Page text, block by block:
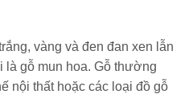
vàng và đen đan xen lẫn
là gỗ mun hoa. Gỗ thường
nội thất hoặc các loại đồ gỗ